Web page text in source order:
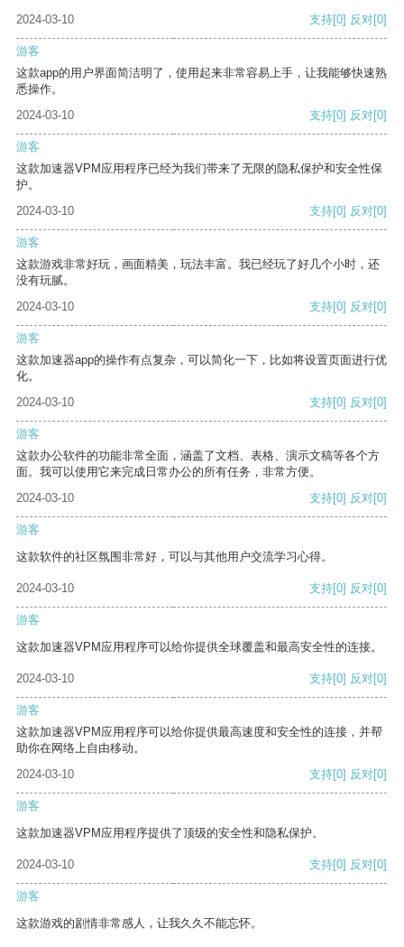
2024-03-10 支持[0] 反对[0]
游客
这款app的用户界面简洁明了，使用起来非常容易上手，让我能够快速熟
悉操作。
2024-03-10
支持[0] 反对[0]
游客
这款加速器VPM应用程序已经为我们带来了无限的隐私保护和安全性保
护。
2024-03-10
支持[0] 反对[0]
游客
这款游戏非常好玩，画面精美，玩法丰富。我已经玩了好几个小时，还
没有玩腻。
2024-03-10
支持[0] 反对[0]
游客
这款加速器app的操作有点复杂，可以简化一下，比如将设置页面进行优
化。
2024-03-10
支持[0] 反对[0]
游客
这款办公软件的功能非常全面，涵盖了文档、表格、演示文稿等各个方
面。我可以使用它来完成日常办公的所有任务，非常方便。
2024-03-10
支持[0] 反对[0]
游客
这款软件的社区氛围非常好，可以与其他用户交流学习心得。
2024-03-10 支持[0] 反对[0]
游客
这款加速器VPM应用程序可以给你提供全球覆盖和最高安全性的连接。
2024-03-10 支持[0] 反对[0]
游客
这款加速器VPM应用程序可以给你提供最高速度和安全性的连接，并帮
助你在网络上自由移动。
2024-03-10
支持[0] 反对[0]
游客
这款加速器VPM应用程序提供了顶级的安全性和隐私保护。
2024-03-10 支持[0] 反对[0]
游客
这款游戏的剧情非常感人，让我久久不能忘怀。